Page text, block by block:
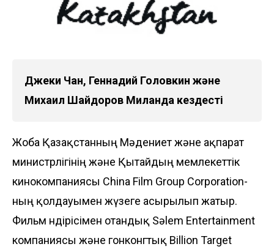
Джеки Чан, Геннадий Головкин және
Михаил Шайдоров Миланда кездесті
Жоба Қазақстанның Мәдениет және ақпарат
министрлігінің және Қытайдың мемлекеттік
кинокомпаниясы China Film Group Corporation-
ның қолдауымен жүзеге асырылып жатыр.
Фильм өндірісімен отандық Sәlem Entertainment
компаниясы және гонконгтық Billion Target